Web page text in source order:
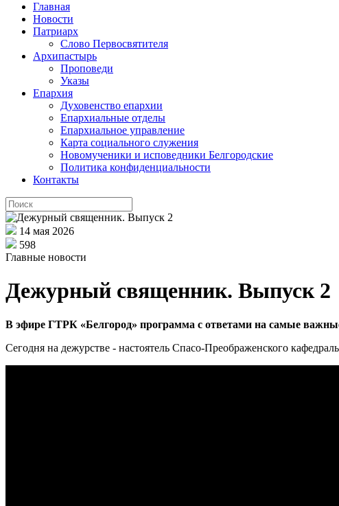
Главная
Новости
Патриарх
Слово Первосвятителя
Архипастырь
Проповеди
Указы
Епархия
Духовенство епархии
Епархиальные отделы
Епархиальное управление
Карта социального служения
Новомученики и исповедники Белгородские
Политика конфиденциальности
Контакты
14 мая 2026
598
Главные новости
Дежурный священник. Выпуск 2
В эфире ГТРК «Белгород» программа с ответами на самые
Сегодня на дежурстве - настоятель Спасо-Преображенского